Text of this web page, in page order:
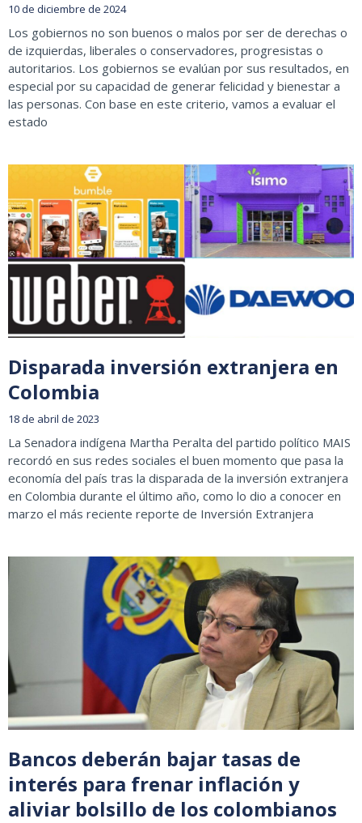
10 de diciembre de 2024
Los gobiernos no son buenos o malos por ser de derechas o
de izquierdas, liberales o conservadores, progresistas o
autoritarios. Los gobiernos se evalúan por sus resultados, en
especial por su capacidad de generar felicidad y bienestar a
las personas. Con base en este criterio, vamos a evaluar el
estado
Disparada inversión extranjera en
Colombia
18 de abril de 2023
La Senadora indígena Martha Peralta del partido político MAIS
recordó en sus redes sociales el buen momento que pasa la
economía del país tras la disparada de la inversión extranjera
en Colombia durante el último año, como lo dio a conocer en
marzo el más reciente reporte de Inversión Extranjera
Bancos deberán bajar tasas de
interés para frenar inflación y
aliviar bolsillo de los colombianos